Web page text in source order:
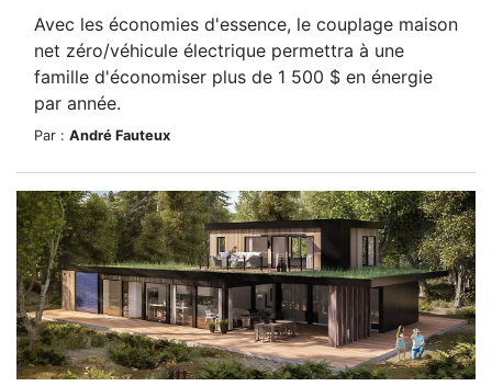
Avec les économies d'essence, le couplage maison
net zéro/véhicule électrique permettra à une
famille d'économiser plus de 1 500 $ en énergie
par année.
Par : André Fauteux